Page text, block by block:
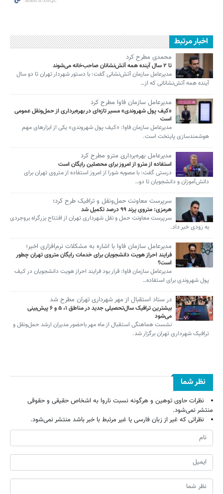
اخبار مرتبط
محمدی مطرح کرد
تا ۲ سال آینده همه آتش‌نشانان صاحب‌خانه می‌شوند
مدیرعامل سازمان آتش‌نشانی گفت: با دستور شهردار تهران تا دو سال
آینده همه آتش‌نشانانی که از…
مدیرعامل سازمان فاوا مطرح کرد
«کیف پول شهروندی» مسیر تازه‌ای در بهره‌برداری از حمل‌ونقل عمومی
است
مدیرعامل سازمان فاوا: «کیف پول شهروندی» یکی از ابزارهای مهم
هوشمندسازی پایتخت است.
مدیرعامل بهره‌برداری مترو مطرح کرد
استفاده از مترو از امروز برای محصلین رایگان است
درستی گفت: با مصوبه شورا از امروز استفاده از متروی تهران برای
دانش‌آموزان و دانشجویان تا دو…
سرپرست معاونت حمل‌ونقل و ترافیک طرح کرد؛
هرمزی: متروی پرند ۹۹ درصد تکمیل شد
سرپرست معاونت حمل و نقل شهرداری تهران از افتتاح بزرگراه بروجردی
به زودی خبر داد.
مدیرعامل سازمان فاوا با اشاره به مشکلات نرم‌افزاری اخیر؛
فرایند احراز هویت دانشجویان برای خدمات رایگان متروی تهران چطور
است؟
مدیرعامل سازمان فاوا: قرار بود فرایند احراز هویت دانشجویان در کیف
پول شهروندی برای استفاده…
در ستاد استقبال از مهر شهرداری تهران مطرح شد
بیشترین ترافیک سال‌تحصیلی جدید در مناطق ۱، ۵ و ۶ پیش‌بینی
می‌شود
نشست هماهنگی استقبال از ماه مهر باحضور مدیران ارشد حمل‌ونقل و
ترافیک شهرداری تهران برگزار شد.
نظر شما
نظرات حاوی توهین و هرگونه نسبت ناروا به اشخاص حقیقی و حقوقی
منتشر نمی‌شود.
نظراتی که غیر از زبان فارسی یا غیر مرتبط با خبر باشد منتشر نمی‌شود.